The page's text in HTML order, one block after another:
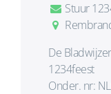
Stuur
De
1234feest
Onder. nr: